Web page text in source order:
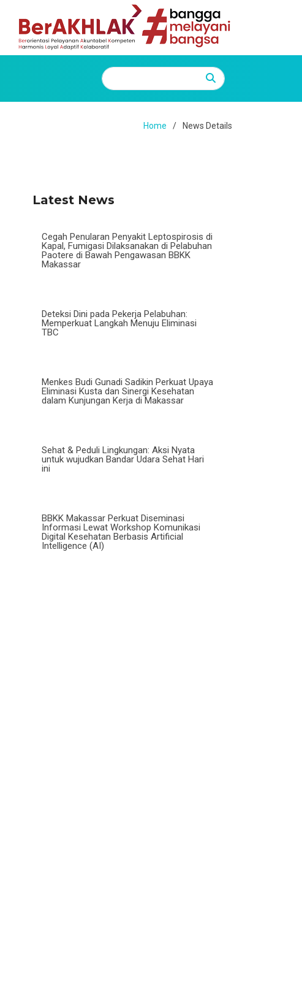
Home News Details
Latest News
Cegah Penularan Penyakit Leptospirosis di
Kapal, Fumigasi Dilaksanakan di Pelabuhan
Paotere di Bawah Pengawasan BBKK
Makassar
Deteksi Dini pada Pekerja Pelabuhan:
Memperkuat Langkah Menuju Eliminasi
TBC
Menkes Budi Gunadi Sadikin Perkuat Upaya
Eliminasi Kusta dan Sinergi Kesehatan
dalam Kunjungan Kerja di Makassar
Sehat & Peduli Lingkungan: Aksi Nyata
untuk wujudkan Bandar Udara Sehat Hari
ini
BBKK Makassar Perkuat Diseminasi
Informasi Lewat Workshop Komunikasi
Digital Kesehatan Berbasis Artificial
Intelligence (AI)